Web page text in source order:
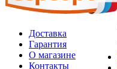
Доставка
Гарантия
О магазине
Контакты